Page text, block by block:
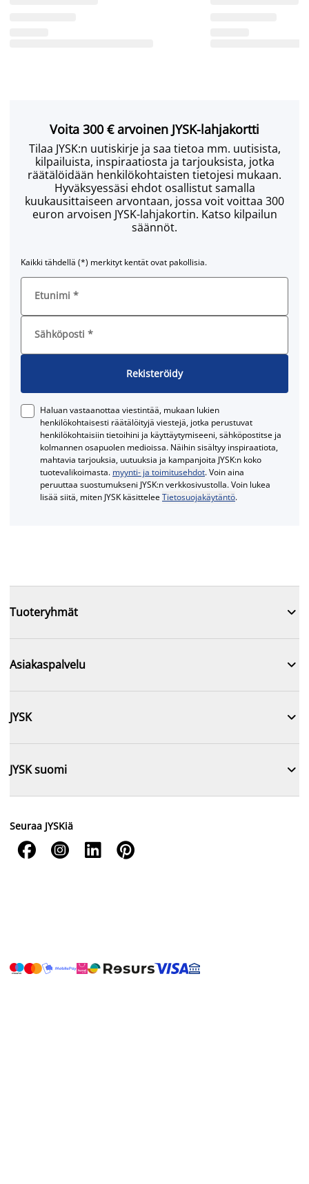
Voita 300 € arvoinen JYSK-lahjakortti
Tilaa JYSK:n uutiskirje ja saa tietoa mm. uutisista,
kilpailuista, inspiraatiosta ja tarjouksista, jotka
räätälöidään henkilökohtaisten tietojesi mukaan.
Hyväksyessäsi ehdot osallistut samalla
kuukausittaiseen arvontaan, jossa voit voittaa 300
euron arvoisen JYSK-lahjakortin. Katso kilpailun
säännöt.
Kaikki tähdellä (*) merkityt kentät ovat pakollisia.
Etunimi *
Sähköposti *
Rekisteröidy
Haluan vastaanottaa viestintää, mukaan lukien
henkilökohtaisesti räätälöityjä viestejä, jotka perustuvat
henkilökohtaisiin tietoihini ja käyttäytymiseeni, sähköpostitse ja
kolmannen osapuolen medioissa. Näihin sisältyy inspiraatiota,
mahtavia tarjouksia, uutuuksia ja kampanjoita JYSK:n koko
tuotevalikoimasta. myynti- ja toimitusehdot. Voin aina
peruuttaa suostumukseni JYSK:n verkkosivustolla. Voin lukea
lisää siitä, miten JYSK käsitteleeTietosuojakäytäntö.
Tuoteryhmät 
Asiakaspalvelu 
JYSK 
JYSK suomi 
Seuraa JYSKiä
   